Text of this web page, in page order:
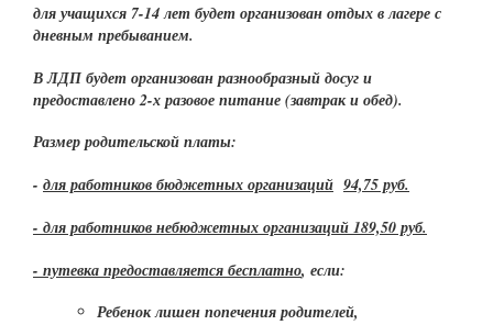
для учащихся 7-14 лет будет организован отдых в лагере с
дневным пребыванием.
В ЛДП будет организован разнообразный досуг и
предоставлено 2-х разовое питание (завтрак и обед).
Размер родительской платы:
- для работников бюджетных организаций 94,75 руб.
- для работников небюджетных организаций 189,50 руб.
- путевка предоставляется бесплатно, если:
Ребенок лишен попечения родителей,